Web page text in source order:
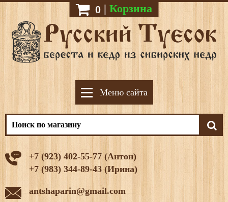
0 | Корзина
Меню сайта
+7 (923) 402-55-77 (Антон)
+7 (983) 344-89-43 (Ирина)
antshaparin@gmail.com